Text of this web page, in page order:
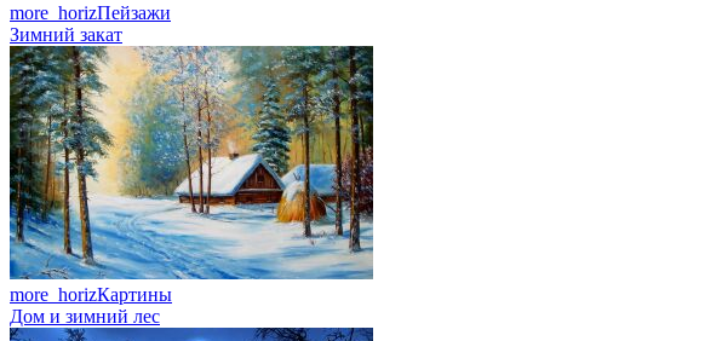
more_horizПейзажи
Зимний закат
more_horizКартины
Дом и зимний лес